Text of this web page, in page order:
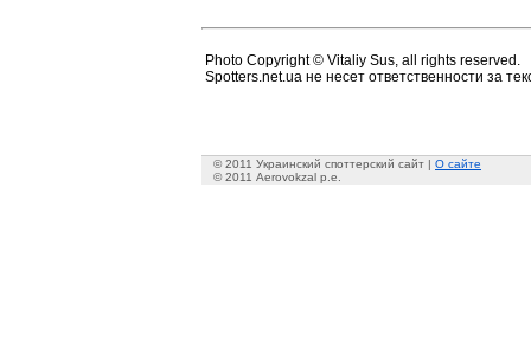
Photo Copyright © Vitaliy Sus, all rights reserved.
Spotters.net.ua не несет ответственности за
© 2011 Украинский споттерский сайт | О сайте
© 2011 Aerovokzal p.e.